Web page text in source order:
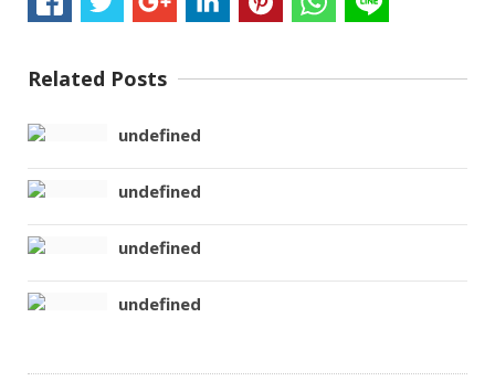
Related Posts
undefined
undefined
undefined
undefined